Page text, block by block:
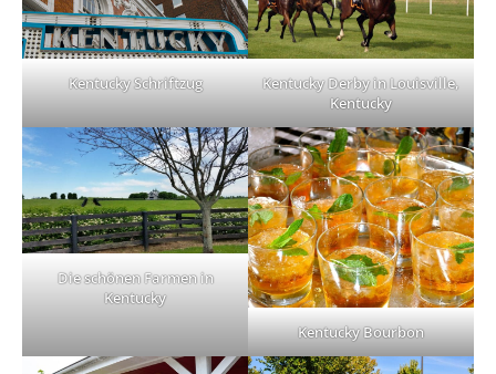
Kentucky Schriftzug
Kentucky Derby in Louisville,
Kentucky
Die schönen Farmen in
Kentucky
Kentucky Bourbon